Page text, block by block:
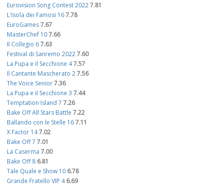
Eurovision Song Contest 20227.81
L'Isola dei Famosi 167.78
EuroGames7.67
MasterChef 107.66
Il Collegio 67.63
Festival di Sanremo 20227.60
La Pupa e il Secchione 47.57
Il Cantante Mascherato 27.56
The Voice Senior7.36
La Pupa e il Secchione 3 7.44
Temptation Island 7 7.26
Bake Off All Stars Battle 7.22
Ballando con le Stelle 167.11
X Factor 147.02
Bake Off 7 7.01
La Caserma 7.00
Bake Off 8 6.81
Tale Quale e Show 10 6.78
Grande Fratello VIP 4 6.69